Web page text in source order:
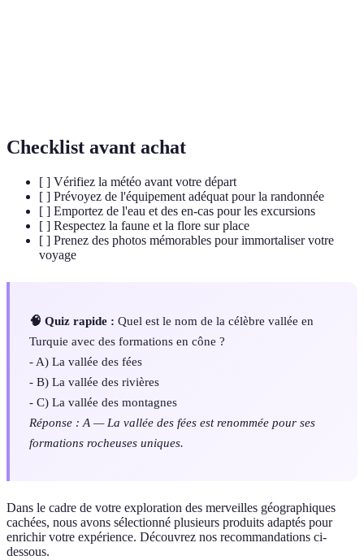
Checklist avant achat
[ ] Vérifiez la météo avant votre départ
[ ] Prévoyez de l'équipement adéquat pour la randonnée
[ ] Emportez de l'eau et des en-cas pour les excursions
[ ] Respectez la faune et la flore sur place
[ ] Prenez des photos mémorables pour immortaliser votre
voyage
🧠 Quiz rapide : Quel est le nom de la célèbre vallée en
Turquie avec des formations en cône ?
- A) La vallée des fées
- B) La vallée des rivières
- C) La vallée des montagnes
Réponse : A — La vallée des fées est renommée pour ses
formations rocheuses uniques.
Dans le cadre de votre exploration des merveilles géographiques
cachées, nous avons sélectionné plusieurs produits adaptés pour
enrichir votre expérience. Découvrez nos recommandations ci-
dessous.